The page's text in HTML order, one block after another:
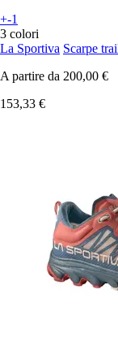
+-1
3 colori
La Sportiva Scarpe
A partire da 200,00 €
153,33 €